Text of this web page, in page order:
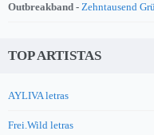
Outbreakband - Zehntausend
TOP ARTISTAS
AYLIVA letras
Frei.Wild letras